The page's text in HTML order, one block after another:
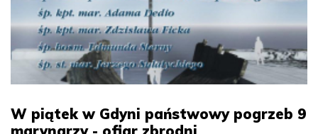
W piątek w Gdyni państwowy pogrzeb 9